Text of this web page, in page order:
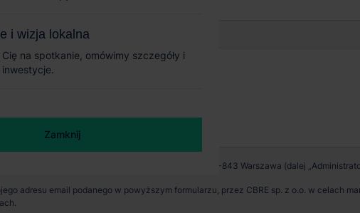
i wizja lokalna
na spotkanie, omówimy szczegóły i
Zamknij
z siedzibą w Warszawie, Rondo Daszyńskiego 1, 00-843 Warszawa (dalej
adresu email podanego w powyższym formularzu, przez CBRE sp. z o.o. w celach
i wizja lokalna
na spotkanie, omówimy szczegóły i
Zamknij